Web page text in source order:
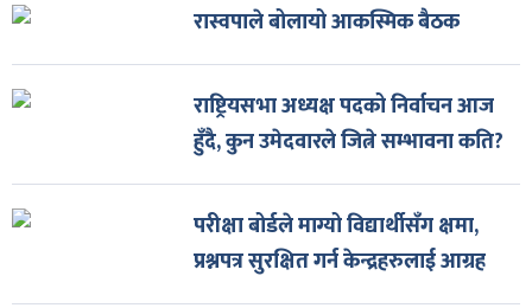
रास्वपाले बोलायो आकस्मिक बैठक
राष्ट्रियसभा अध्यक्ष पदको निर्वाचन आज
हुँदै, कुन उमेदवारले जित्ने सम्भावना कति?
परीक्षा बोर्डले माग्यो विद्यार्थीसँग क्षमा,
प्रश्नपत्र सुरक्षित गर्न केन्द्रहरुलाई आग्रह